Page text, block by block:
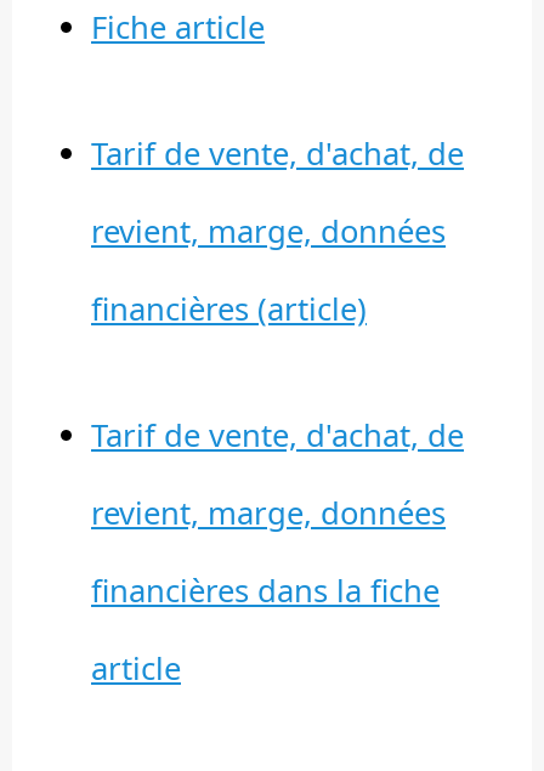
Fiche article
Tarif de vente, d'achat, de
revient, marge, données
financières (article)
Tarif de vente, d'achat, de
revient, marge, données
financières dans la fiche
article